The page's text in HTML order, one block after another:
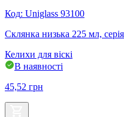
Код: Uniglass 93100
Склянка низька 225 мл,
Келихи для віскі
В наявності
45,52 грн